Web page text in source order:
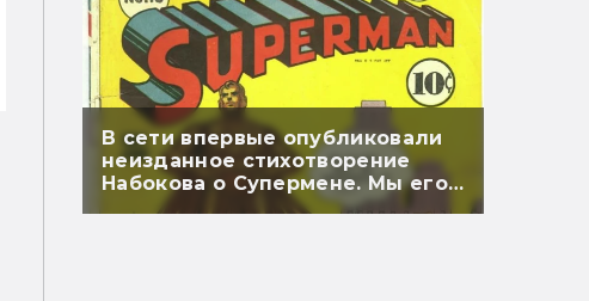
В сети впервые опубликовали
неизданное стихотворение
Набокова о Супермене. Мы его
перевели